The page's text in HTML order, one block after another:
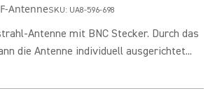
AntenneSKU: UA8-596-698
Antenne mit BNC Stecker. Durch das
die Antenne individuell ausgerichtet...